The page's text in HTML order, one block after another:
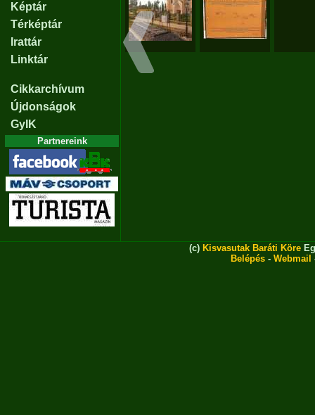
Képtár
Térképtár
Irattár
Linktár
Cikkarchívum
Újdonságok
GyIK
Partnereink
(c) Kisvasutak Baráti Köre
Belépés - Webmail